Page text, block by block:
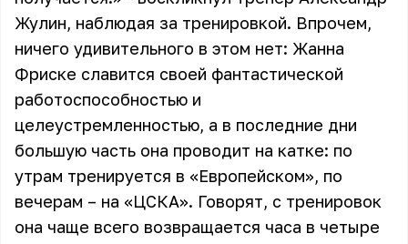
Жулин, наблюдая за тренировкой. Впрочем,
ничего удивительного в этом нет: Жанна
Фриске славится своей фантастической
работоспособностью и
целеустремленностью, а в последние дни
большую часть она проводит на катке: по
утрам тренируется в «Европейском», по
вечерам – на «ЦСКА». Говорят, с тренировок
она чаще всего возвращается часа в четыре